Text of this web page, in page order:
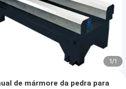
1/1
de mármore da pedra para